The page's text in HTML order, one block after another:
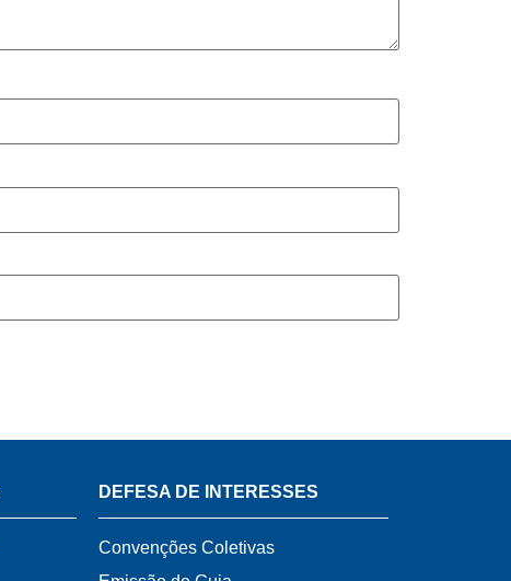
DEFESA DE INTERESSES
Convenções Coletivas